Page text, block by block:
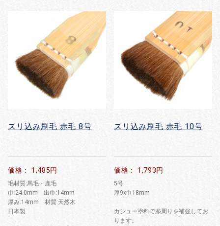
スリ込み刷毛 赤毛 8号
価格： 1,485円
毛材質:馬毛・鹿毛
巾:24.0mm 出巾:14mm
厚み:14mm 材質:天然木
日本製
スリ込み刷毛 赤毛 10号
価格： 1,793円
5号
厚9x巾18mm
カシュー塗料で糸周りを補強してお
ります。